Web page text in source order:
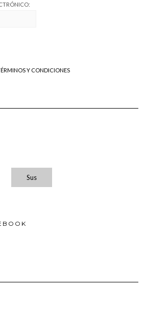
Y CONDICIONES
Sus